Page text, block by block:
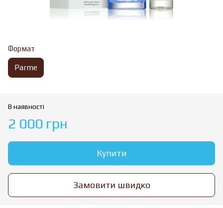
Формат
Parme
В наявності
2 000 грн
Купити
Замовити швидко